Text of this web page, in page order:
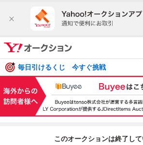
毎日引けるくじ 今すぐ挑戦
このオークションは終了し